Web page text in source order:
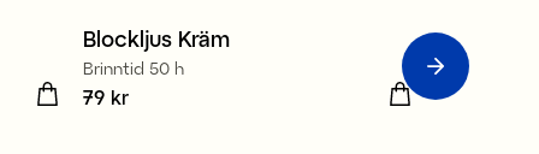
Blockljus Kräm
Brinntid 50 h
Pris:
79 kr
Blockljus
Brinntid 35 h
Pris
69 kr